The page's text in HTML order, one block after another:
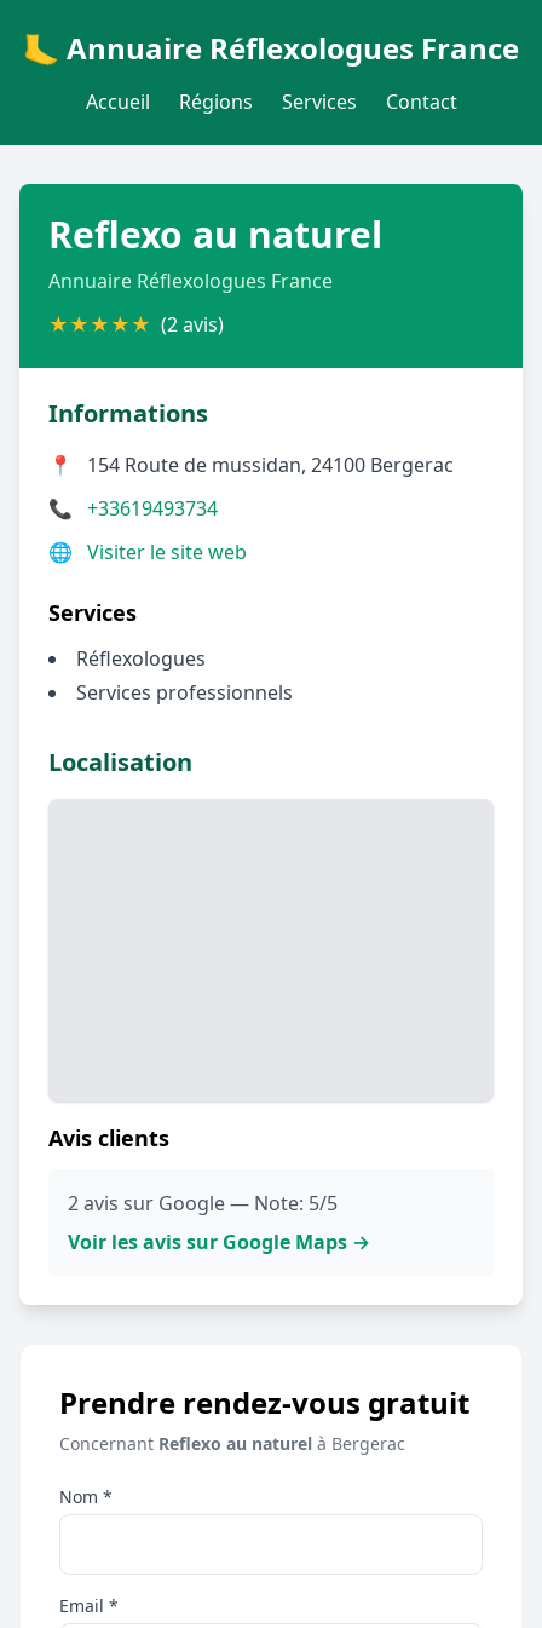
🦶 Annuaire Réflexologues France
Accueil Régions Services Contact
Reflexo au naturel
Annuaire Réflexologues France
★★★★★ (2 avis)
Informations
📍
154 Route de mussidan, 24100 Bergerac
📞 +33619493734
🌐 Visiter le site web
Services
Réflexologues
Services professionnels
Localisation
Avis clients
2 avis sur Google — Note: 5/5
Voir les avis sur Google Maps →
Prendre rendez-vous gratuit
Concernant Reflexo au naturel à Bergerac
Nom *
Email *